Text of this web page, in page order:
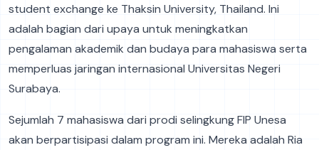
student exchange ke Thaksin University, Thailand. Ini
adalah bagian dari upaya untuk meningkatkan
pengalaman akademik dan budaya para mahasiswa serta
memperluas jaringan internasional Universitas Negeri
Surabaya.
Sejumlah 7 mahasiswa dari prodi selingkung FIP Unesa
akan berpartisipasi dalam program ini. Mereka adalah Ria